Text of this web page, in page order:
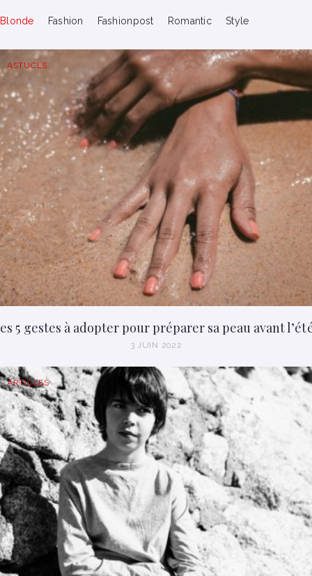
Blonde Fashion Fashionpost Romantic Style
ASTUCES
5 gestes à adopter pour préparer sa peau avant
3 JUIN 2022
ARTICLES